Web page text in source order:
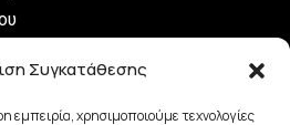
Συγκατάθεσης
εμπειρία, χρησιμοποιούμε τεχνολογίες